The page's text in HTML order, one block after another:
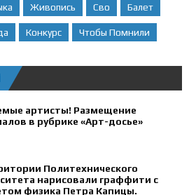
Живопись Сво Балет
Конкурс Чтобы Помнили
артисты! Размещение
в рубрике «Арт-досье»
Политехнического
нарисовали граффити с
физика Петра Капицы.